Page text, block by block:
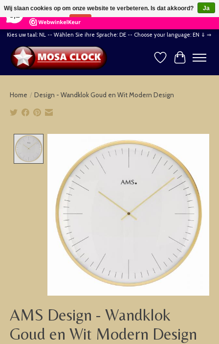
164 Reviews ×
Kies uw taal: NL -- Wählen Sie ihre Sprache: DE -- Choose your language: EN ⇓ ⇒
Verlanglijst
Home / Design - Wandklok Goud en Wit Modern Design
Product image slideshow Items
AMS Design - Wandklok
Goud en Wit Modern Design
Wij slaan cookies op om onze website te verbeteren. Is dat akkoord?
Ja
Nee